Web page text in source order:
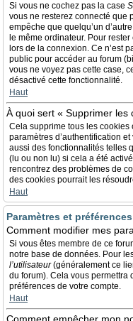
Si vous ne cochez pas la case
vous ne resterez connecté que
empêche que quelqu’un
le même ordinateur. Pour
lors de la connexion. Ce n’est
public pour accéder au forum
vous ne voyez pas cette case,
désactivé cette fonctionnalité.
Haut
À quoi sert « Supprimer les
Cela supprime tous les
paramètres d’authentification
aussi des fonctionnalités telles
(lu ou non lu) si cela a été
rencontrez des problèmes de
des cookies pourrait les
Haut
Paramètres et
Comment modifier mes
Si vous êtes membre de ce
notre base de données. Pour
l’utilisateur(généralement ce
du forum). Cela vous permettra
préférences de votre compte.
Haut